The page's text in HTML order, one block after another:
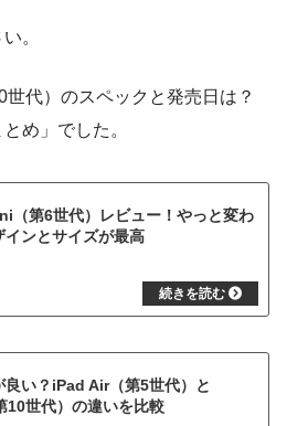
。
代）のスペックと発売日は？
め」でした。
（第6世代）レビュー！やっと変わ
インとサイズが最高
良い？iPad Air（第5世代）と
10世代）の違いを比較